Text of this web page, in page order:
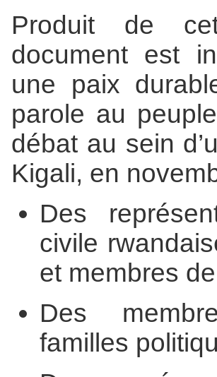
Produit de
document est
une paix
parole au
débat au sein
Kigali, en
Des
civile
et membres
Des
familles